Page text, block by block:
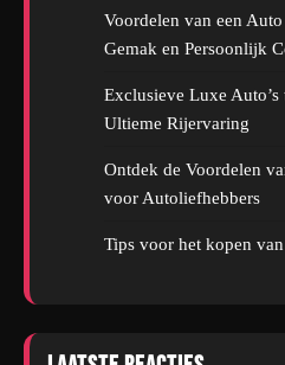
Voordelen van een
Gemak en Persoonlijk
Exclusieve Luxe
Ultieme Rijervaring
Ontdek de Voordelen
voor Autoliefhebbers
Tips voor het kopen